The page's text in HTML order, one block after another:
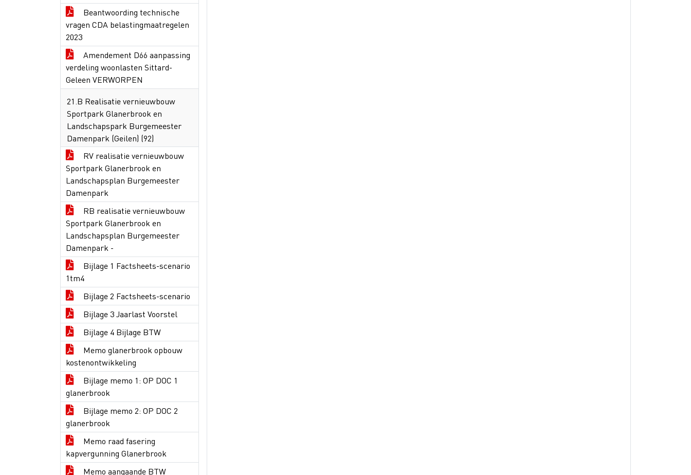
Beantwoording technische
vragen CDA belastingmaatregelen
2023
Amendement D66 aanpassing
verdeling woonlasten Sittard-
Geleen VERWORPEN
21.B Realisatie vernieuwbouw
Sportpark Glanerbrook en
Landschapspark Burgemeester
Damenpark (Geilen) (92)
RV realisatie vernieuwbouw
Sportpark Glanerbrook en
Landschapsplan Burgemeester
Damenpark
RB realisatie vernieuwbouw
Sportpark Glanerbrook en
Landschapsplan Burgemeester
Damenpark -
Bijlage 1 Factsheets-scenario
1tm4
Bijlage 2 Factsheets-scenario
Bijlage 3 Jaarlast Voorstel
Bijlage 4 Bijlage BTW
Memo glanerbrook opbouw
kostenontwikkeling
Bijlage memo 1: OP DOC 1
glanerbrook
Bijlage memo 2: OP DOC 2
glanerbrook
Memo raad fasering
kapvergunning Glanerbrook
Memo aangaande BTW